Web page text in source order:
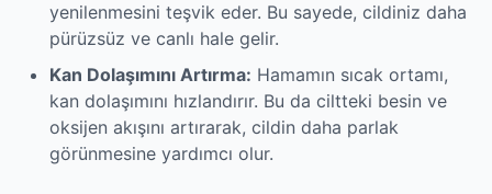
yenilenmesini teşvik eder. Bu sayede, cildiniz daha
pürüzsüz ve canlı hale gelir.
Kan Dolaşımını Artırma: Hamamın sıcak ortamı,
kan dolaşımını hızlandırır. Bu da ciltteki besin ve
oksijen akışını artırarak, cildin daha parlak
görünmesine yardımcı olur.